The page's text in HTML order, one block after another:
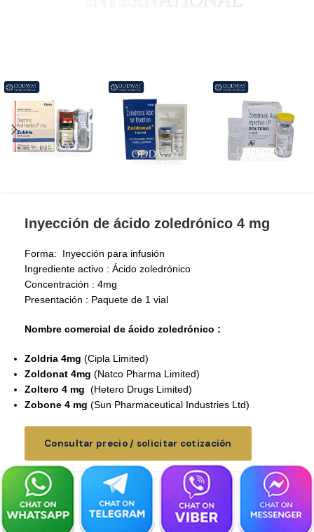
Inyección de ácido zoledrónico 4 mg
Forma: Inyección para infusión
Ingrediente activo : Ácido zoledrónico
Concentración : 4mg
Presentación : Paquete de 1 vial
Nombre comercial de ácido zoledrónico :
Zoldria 4mg (Cipla Limited)
Zoldonat 4mg (Natco Pharma Limited)
Zoltero 4 mg (Hetero Drugs Limited)
Zobone 4 mg (Sun Pharmaceutical Industries Ltd)
Consultar precio / solicitar cotización